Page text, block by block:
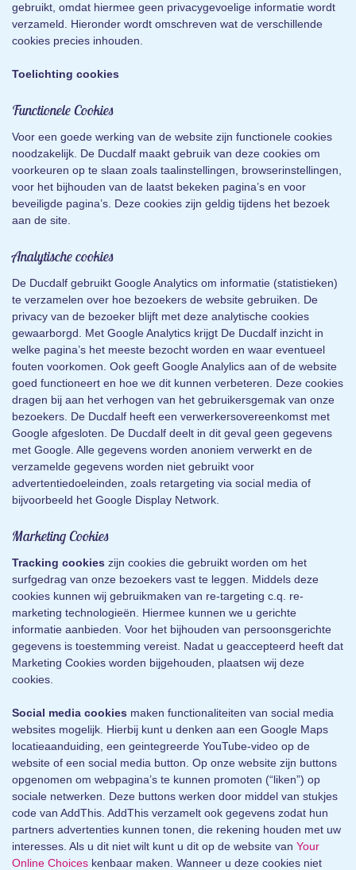
gebruikt, omdat hiermee geen privacygevoelige informatie wordt
verzameld. Hieronder wordt omschreven wat de verschillende
cookies precies inhouden.
Toelichting cookies
Functionele Cookies
Voor een goede werking van de website zijn functionele cookies
noodzakelijk. De Ducdalf maakt gebruik van deze cookies om
voorkeuren op te slaan zoals taalinstellingen, browserinstellingen,
voor het bijhouden van de laatst bekeken pagina’s en voor
beveiligde pagina’s. Deze cookies zijn geldig tijdens het bezoek
aan de site.
Analytische cookies
De Ducdalf gebruikt Google Analytics om informatie (statistieken)
te verzamelen over hoe bezoekers de website gebruiken. De
privacy van de bezoeker blijft met deze analytische cookies
gewaarborgd. Met Google Analytics krijgt De Ducdalf inzicht in
welke pagina’s het meeste bezocht worden en waar eventueel
fouten voorkomen. Ook geeft Google Analylics aan of de website
goed functioneert en hoe we dit kunnen verbeteren. Deze cookies
dragen bij aan het verhogen van het gebruikersgemak van onze
bezoekers. De Ducdalf heeft een verwerkersovereenkomst met
Google afgesloten. De Ducdalf deelt in dit geval geen gegevens
met Google. Alle gegevens worden anoniem verwerkt en de
verzamelde gegevens worden niet gebruikt voor
advertentiedoeleinden, zoals retargeting via social media of
bijvoorbeeld het Google Display Network.
Marketing Cookies
Tracking cookies zijn cookies die gebruikt worden om het
surfgedrag van onze bezoekers vast te leggen. Middels deze
cookies kunnen wij gebruikmaken van re-targeting c.q. re-
marketing technologieën. Hiermee kunnen we u gerichte
informatie aanbieden. Voor het bijhouden van persoonsgerichte
gegevens is toestemming vereist. Nadat u geaccepteerd heeft dat
Marketing Cookies worden bijgehouden, plaatsen wij deze
cookies.
Social media cookies maken functionaliteiten van social media
websites mogelijk. Hierbij kunt u denken aan een Google Maps
locatieaanduiding, een geintegreerde YouTube-video op de
website of een social media button. Op onze website zijn buttons
opgenomen om webpagina’s te kunnen promoten (“liken”) op
sociale netwerken. Deze buttons werken door middel van stukjes
code van AddThis. AddThis verzamelt ook gegevens zodat hun
partners advertenties kunnen tonen, die rekening houden met uw
interesses. Als u dit niet wilt kunt u dit op de website van Your
Online Choices kenbaar maken. Wanneer u deze cookies niet